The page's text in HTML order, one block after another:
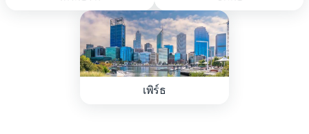
เพิร์ธ